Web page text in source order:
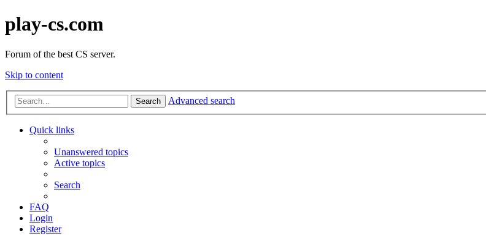
play-cs.com
Forum of the best CS server.
Skip to content
Search Advanced search
Quick links
Unanswered topics
Active topics
Search
FAQ
Login
Register